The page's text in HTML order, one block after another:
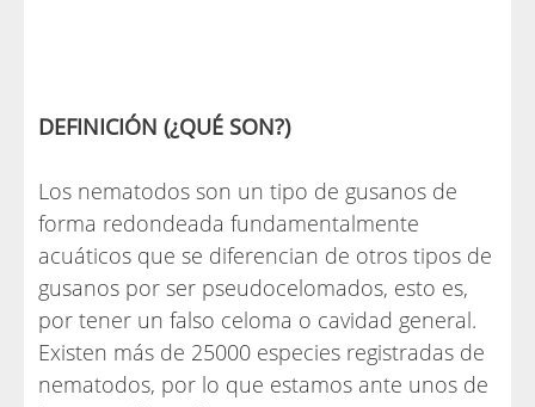
DEFINICIÓN (¿QUÉ SON?)
Los nematodos son un tipo de gusanos de
forma redondeada fundamentalmente
acuáticos que se diferencian de otros tipos de
gusanos por ser pseudocelomados, esto es,
por tener un falso celoma o cavidad general.
Existen más de 25000 especies registradas de
nematodos, por lo que estamos ante unos de